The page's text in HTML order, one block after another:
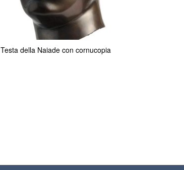
Testa della Naiade con cornucopia